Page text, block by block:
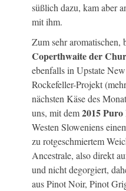
süßlich dazu, kam aber
mit ihm.
Zum sehr aromatischen,
Coperthwaite der
ebenfalls in Upstate
Rockefeller-Projekt
nächsten Käse des
uns, mit dem2015 Puro
Westen Sloweniens
zu rotgeschmiertem
Ancestrale, also direkt
und nicht degorgiert,
aus Pinot Noir, Pinot